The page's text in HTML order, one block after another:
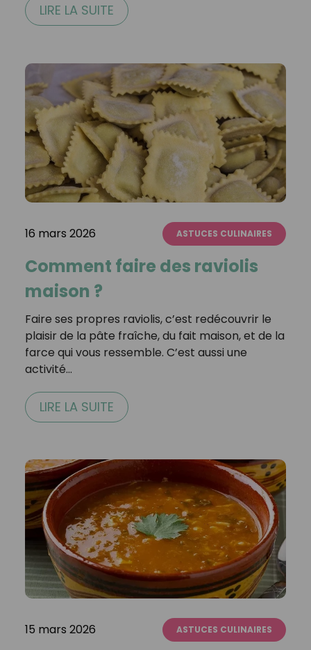
LIRE LA SUITE
16 mars 2026 ASTUCES CULINAIRES
Comment faire des raviolis
maison ?
Faire ses propres raviolis, c’est redécouvrir le
plaisir de la pâte fraîche, du fait maison, et de la
farce qui vous ressemble. C’est aussi une
activité…
LIRE LA SUITE
15 mars 2026 ASTUCES CULINAIRES